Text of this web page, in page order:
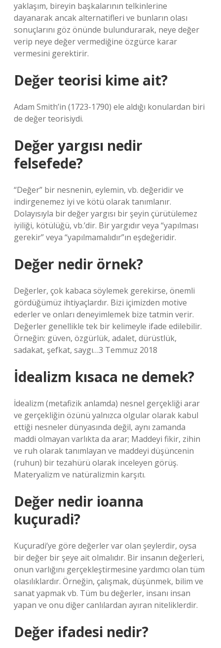
yaklaşım, bireyin başkalarının telkinlerine
dayanarak ancak alternatifleri ve bunların olası
sonuçlarını göz önünde bulundurarak, neye değer
verip neye değer vermediğine özgürce karar
vermesini gerektirir.
Değer teorisi kime ait?
Adam Smith’in (1723-1790) ele aldığı konulardan biri
de değer teorisiydi.
Değer yargısı nedir
felsefede?
“Değer” bir nesnenin, eylemin, vb. değeridir ve
indirgenemez iyi ve kötü olarak tanımlanır.
Dolayısıyla bir değer yargısı bir şeyin çürütülemez
iyiliği, kötülüğü, vb.’dir. Bir yargıdır veya “yapılması
gerekir” veya “yapılmamalıdır”ın eşdeğeridir.
Değer nedir örnek?
Değerler, çok kabaca söylemek gerekirse, önemli
gördüğümüz ihtiyaçlardır. Bizi içimizden motive
ederler ve onları deneyimlemek bize tatmin verir.
Değerler genellikle tek bir kelimeyle ifade edilebilir.
Örneğin: güven, özgürlük, adalet, dürüstlük,
sadakat, şefkat, saygı…3 Temmuz 2018
İdealizm kısaca ne demek?
İdealizm (metafizik anlamda) nesnel gerçekliği arar
ve gerçekliğin özünü yalnızca olgular olarak kabul
ettiği nesneler dünyasında değil, aynı zamanda
maddi olmayan varlıkta da arar; Maddeyi fikir, zihin
ve ruh olarak tanımlayan ve maddeyi düşüncenin
(ruhun) bir tezahürü olarak inceleyen görüş.
Materyalizm ve natüralizmin karşıtı.
Değer nedir ioanna
kuçuradi?
Kuçuradi’ye göre değerler var olan şeylerdir, oysa
bir değer bir şeye ait olmalıdır. Bir insanın değerleri,
onun varlığını gerçekleştirmesine yardımcı olan tüm
olasılıklardır. Örneğin, çalışmak, düşünmek, bilim ve
sanat yapmak vb. Tüm bu değerler, insanı insan
yapan ve onu diğer canlılardan ayıran niteliklerdir.
Değer ifadesi nedir?